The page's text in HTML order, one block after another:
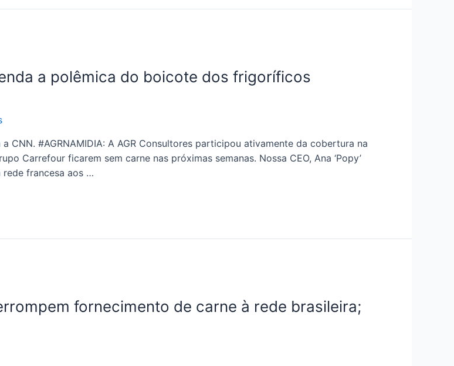
a polêmica do boicote dos frigoríficos
CNN. #AGRNAMIDIA: A AGR Consultores participou ativamente da cobertura na
Carrefour ficarem sem carne nas próximas semanas. Nossa CEO, Ana ‘Popy’
rede francesa aos …
fornecimento de carne à rede brasileira;